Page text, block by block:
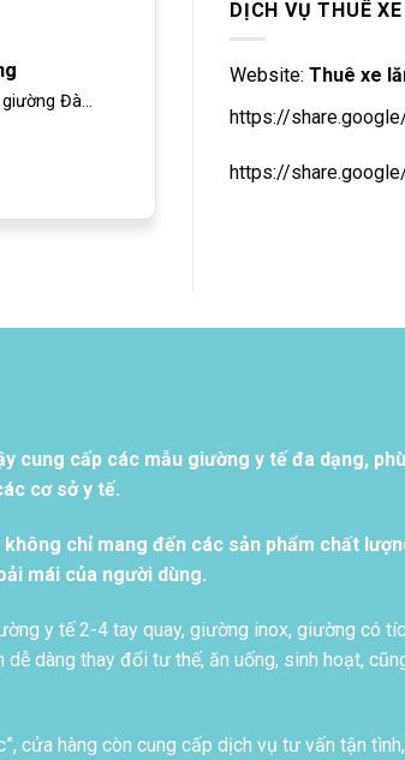
Đà...
DỊCH VỤ THUÊ
Website: Thuê xe
https://
https://
cung cấp các mẫu giường y tế đa dạng,
cơ sở y tế.
chỉ mang đến các sản phẩm chất
mái của người dùng.
y tế 2-4 tay quay, giường inox, giường có
dàng thay đổi tư thế, ăn uống, sinh hoạt,
cửa hàng còn cung cấp dịch vụ tư vấn tận tình,